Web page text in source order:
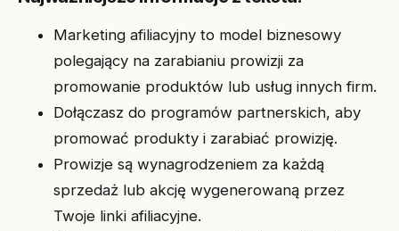
Marketing afiliacyjny to model biznesowy
polegający na zarabianiu prowizji za
promowanie produktów lub usług innych firm.
Dołączasz do programów partnerskich, aby
promować produkty i zarabiać prowizję.
Prowizje są wynagrodzeniem za każdą
sprzedaż lub akcję wygenerowaną przez
Twoje linki afiliacyjne.